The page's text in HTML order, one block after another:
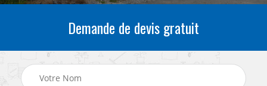
Demande de devis gratuit